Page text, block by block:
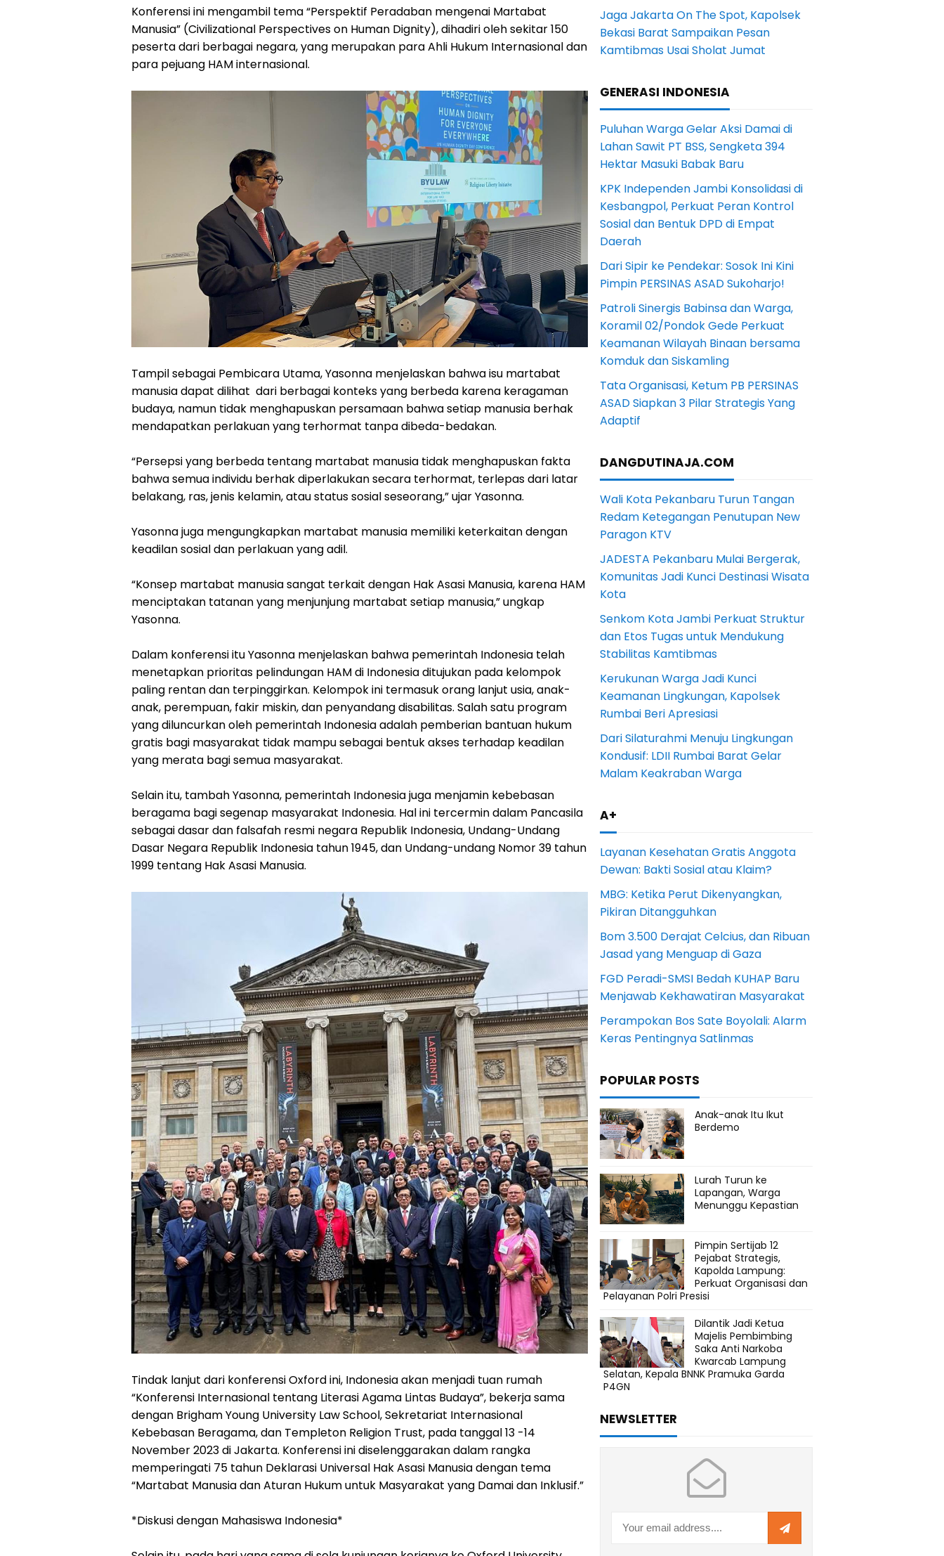
Konferensi ini mengambil tema “Perspektif Peradaban mengenai Martabat
Manusia” (Civilizational Perspectives on Human Dignity), dihadiri oleh sekitar 150
peserta dari berbagai negara, yang merupakan para Ahli Hukum Internasional dan
para pejuang HAM internasional.
Tampil sebagai Pembicara Utama, Yasonna menjelaskan bahwa isu martabat
manusia dapat dilihat dari berbagai konteks yang berbeda karena keragaman
budaya, namun tidak menghapuskan persamaan bahwa setiap manusia berhak
mendapatkan perlakuan yang terhormat tanpa dibeda-bedakan.
“Persepsi yang berbeda tentang martabat manusia tidak menghapuskan fakta
bahwa semua individu berhak diperlakukan secara terhormat, terlepas dari latar
belakang, ras, jenis kelamin, atau status sosial seseorang,” ujar Yasonna.
Yasonna juga mengungkapkan martabat manusia memiliki keterkaitan dengan
keadilan sosial dan perlakuan yang adil.
“Konsep martabat manusia sangat terkait dengan Hak Asasi Manusia, karena HAM
menciptakan tatanan yang menjunjung martabat setiap manusia,” ungkap
Yasonna.
Dalam konferensi itu Yasonna menjelaskan bahwa pemerintah Indonesia telah
menetapkan prioritas pelindungan HAM di Indonesia ditujukan pada kelompok
paling rentan dan terpinggirkan. Kelompok ini termasuk orang lanjut usia, anak-
anak, perempuan, fakir miskin, dan penyandang disabilitas. Salah satu program
yang diluncurkan oleh pemerintah Indonesia adalah pemberian bantuan hukum
gratis bagi masyarakat tidak mampu sebagai bentuk akses terhadap keadilan
yang merata bagi semua masyarakat.
Selain itu, tambah Yasonna, pemerintah Indonesia juga menjamin kebebasan
beragama bagi segenap masyarakat Indonesia. Hal ini tercermin dalam Pancasila
sebagai dasar dan falsafah resmi negara Republik Indonesia, Undang-Undang
Dasar Negara Republik Indonesia tahun 1945, dan Undang-undang Nomor 39 tahun
1999 tentang Hak Asasi Manusia.
Tindak lanjut dari konferensi Oxford ini, Indonesia akan menjadi tuan rumah
“Konferensi Internasional tentang Literasi Agama Lintas Budaya”, bekerja sama
dengan Brigham Young University Law School, Sekretariat Internasional
Kebebasan Beragama, dan Templeton Religion Trust, pada tanggal 13 -14
November 2023 di Jakarta. Konferensi ini diselenggarakan dalam rangka
memperingati 75 tahun Deklarasi Universal Hak Asasi Manusia dengan tema
“Martabat Manusia dan Aturan Hukum untuk Masyarakat yang Damai dan Inklusif.”
*Diskusi dengan Mahasiswa Indonesia*
Jaga Jakarta On The Spot, Kapolsek
Bekasi Barat Sampaikan Pesan
Kamtibmas Usai Sholat Jumat
GENERASI INDONESIA
Puluhan Warga Gelar Aksi Damai di
Lahan Sawit PT BSS, Sengketa 394
Hektar Masuki Babak Baru
KPK Independen Jambi Konsolidasi di
Kesbangpol, Perkuat Peran Kontrol
Sosial dan Bentuk DPD di Empat
Daerah
Dari Sipir ke Pendekar: Sosok Ini Kini
Pimpin PERSINAS ASAD Sukoharjo!
Patroli Sinergis Babinsa dan Warga,
Koramil 02/Pondok Gede Perkuat
Keamanan Wilayah Binaan bersama
Komduk dan Siskamling
Tata Organisasi, Ketum PB PERSINAS
ASAD Siapkan 3 Pilar Strategis Yang
Adaptif
DANGDUTINAJA.COM
Wali Kota Pekanbaru Turun Tangan
Redam Ketegangan Penutupan New
Paragon KTV
JADESTA Pekanbaru Mulai Bergerak,
Komunitas Jadi Kunci Destinasi Wisata
Kota
Senkom Kota Jambi Perkuat Struktur
dan Etos Tugas untuk Mendukung
Stabilitas Kamtibmas
Kerukunan Warga Jadi Kunci
Keamanan Lingkungan, Kapolsek
Rumbai Beri Apresiasi
Dari Silaturahmi Menuju Lingkungan
Kondusif: LDII Rumbai Barat Gelar
Malam Keakraban Warga
A+
Layanan Kesehatan Gratis Anggota
Dewan: Bakti Sosial atau Klaim?
MBG: Ketika Perut Dikenyangkan,
Pikiran Ditangguhkan
Bom 3.500 Derajat Celcius, dan Ribuan
Jasad yang Menguap di Gaza
FGD Peradi-SMSI Bedah KUHAP Baru
Menjawab Kekhawatiran Masyarakat
Perampokan Bos Sate Boyolali: Alarm
Keras Pentingnya Satlinmas
POPULAR POSTS
Anak-anak Itu Ikut
Berdemo
Lurah Turun ke
Lapangan, Warga
Menunggu Kepastian
Pimpin Sertijab 12
Pejabat Strategis,
Kapolda Lampung:
Perkuat Organisasi dan
Pelayanan Polri Presisi
Dilantik Jadi Ketua
Majelis Pembimbing
Saka Anti Narkoba
Kwarcab Lampung
Selatan, Kepala BNNK Pramuka Garda
P4GN
NEWSLETTER